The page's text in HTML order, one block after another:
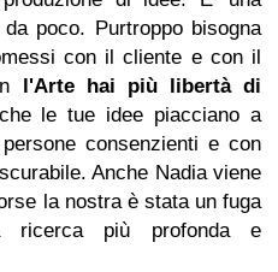
poco. Purtroppo bisogna
con il cliente e con il
l'Arte hai più libertà di
le tue idee piacciano a
consenzienti e con
Anche Nadia viene
la nostra è stata un fuga
ricerca più profonda e